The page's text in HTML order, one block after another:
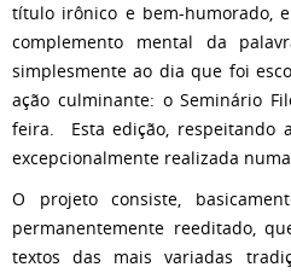
título irônico e bem-humorado,
complemento mental da
simplesmente ao dia que foi
ação culminante: o Seminário
feira. Esta edição, respeitando
excepcionalmente realizada
O projeto consiste,
permanentemente reeditado,
textos das mais variadas